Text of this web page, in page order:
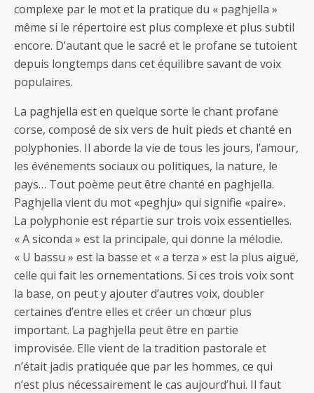
complexe par le mot et la pratique du « paghjella »
même si le répertoire est plus complexe et plus subtil
encore. D’autant que le sacré et le profane se tutoient
depuis longtemps dans cet équilibre savant de voix
populaires.
La paghjella est en quelque sorte le chant profane
corse, composé de six vers de huit pieds et chanté en
polyphonies. Il aborde la vie de tous les jours, l’amour,
les événements sociaux ou politiques, la nature, le
pays… Tout poème peut être chanté en paghjella.
Paghjella vient du mot «peghju» qui signifie «paire».
La polyphonie est répartie sur trois voix essentielles.
« A siconda » est la principale, qui donne la mélodie.
« U bassu » est la basse et « a terza » est la plus aiguë,
celle qui fait les ornementations. Si ces trois voix sont
la base, on peut y ajouter d’autres voix, doubler
certaines d’entre elles et créer un chœur plus
important. La paghjella peut être en partie
improvisée. Elle vient de la tradition pastorale et
n’était jadis pratiquée que par les hommes, ce qui
n’est plus nécessairement le cas aujourd’hui. Il faut